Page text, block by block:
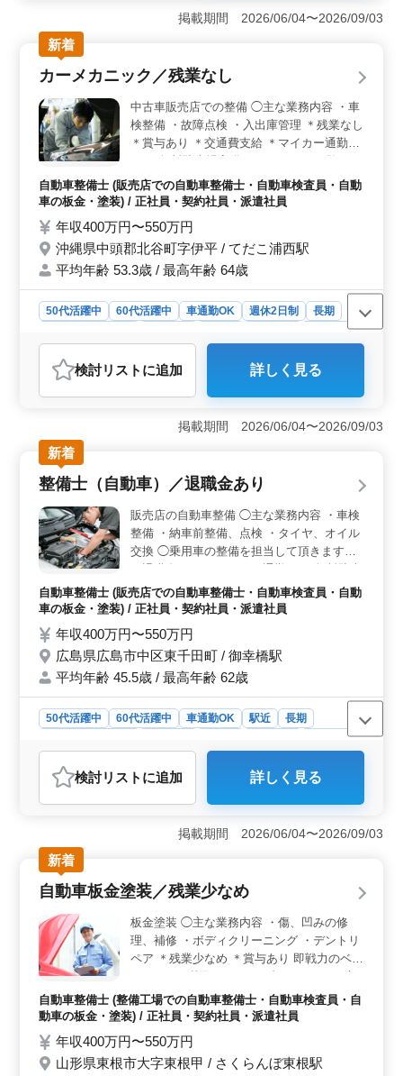
す。日曜・祝日休みに加えて土曜休みもあり、仕事とプ
ライベートのバランスを整えながら勤務できます。
＜板金経験を活かせる業務内容＞ 自動車の鈑金修理と
してコーティング施工、ボディクリーニング、デントリ
ペアを担当します。これまでの板金経験や整備スキルを
待遇充実で安心＞ 交通費支給（上限なし）や賞与、社
会保険完備に加えて退職金制度もあり、福利厚生が整っ
た環境です。経験を活かしながら安心して長く働ける職
場です。
掲載期間 2026/06/04〜2026/09/03
新着
カーメカニック／残業なし
中古車販売店での整備 ◯主な業務内容 ・車
検整備 ・故障点検 ・入出庫管理 ＊残業なし
＊賞与あり ＊交通費支給 ＊マイカー通勤
キルを活かせます。 ブランクがある方でも
丁寧にお教えします。
自動車整備士 (販売店での自動車整備士・自動車検査員・自動
車の板金・塗装) / 正社員・契約社員・派遣社員
年収400万円〜550万円
沖縄県中頭郡北谷町字伊平 / てだこ浦西駅
平均年齢 53.3歳 / 最高年齢 64歳
50代活躍中 60代活躍中 車通勤OK 週休2日制
長期
派遣社員
おすすめポイント
＜残業なしで働きやすい＞ 完全週休2日制で休日を確保
でき、残業も基本的に残業なしの環境です。仕事とプラ
イベートを両立しながら、無理なく長く働きやすい求人
です。 ＜整備経験を活かせる業務＞ 中古車販売店
にて車検整備、故障点検、入出庫管理を担当します。こ
れまで培った整備士経験や技術を活かして活躍できま
す。 ＜車通勤可＋充実待遇＞ 無料駐車場完備でマ
イカー通勤ができ、通勤負担を抑えられる環境です。賞
与、交通費、社会保険など福利厚生も整い、安心して長
く働ける環境です。
検討リスト に追加 詳しく見る
掲載期間 2026/06/04〜2026/09/03
新着
整備士（自動車）／退職金あり
販売店の自動車整備 ◯主な業務内容 ・車検
整備 ・納車前整備、点検 ・タイヤ、オイル
交換 ◯乗用車の整備を担当して頂きます。
＊退職金あり ＊マイカー通勤OK（無料駐車
場完備） ＊賞与あり ＊交通費支給 ＊駅チカ
今までの整備経験を活かせます。 新車、中
自動車整備士 (販売店での自動車整備士・自動車検査員・自動
車の板金・塗装) / 正社員・契約社員・派遣社員
年収400万円〜550万円
広島県広島市中区東千田町 / 御幸橋駅
平均年齢 45.5歳 / 最高年齢 62歳
50代活躍中 60代活躍中 車通勤OK 駅近
長期
派遣社員
おすすめポイント
＜長期休暇ありで働きやすい＞ 夏季休暇、年末年始休
暇、GW休暇があり、休日もしっかり確保できます。残業
も少なめのため、無理なくメリハリをつけて働きやすい
環境です。 ＜整備経験を活かせる業務＞ 販売店に
て車検整備、納車前整備・点検、タイヤやオイル交換を
担当します。乗用車整備の経験を活かして、新車・中古
車の整備で活躍できます。 ＜駅徒歩圏内＋充実待遇
＞ 御幸橋駅から徒歩圏内で通勤しやすく、無料駐車場
完備で車通勤も可能です。賞与、交通費、社会保険、退
職金制度など福利厚生も整い、安心して長く働ける環境
です。
検討リスト に追加 詳しく見る
掲載期間 2026/06/04〜2026/09/03
新着
自動車板金塗装／残業少なめ
板金塗装 ◯主な業務内容 ・傷、凹みの修
理、補修 ・ボディクリーニング ・デントリ
ペア ＊残業少なめ ＊賞与あり 即戦力のベテ
でも問題ありません！
自動車整備士 (整備工場での自動車整備士・自動車検査員・自
動車の板金・塗装) / 正社員・契約社員・派遣社員
年収400万円〜550万円
山形県東根市大字東根甲 / さくらんぼ東根駅